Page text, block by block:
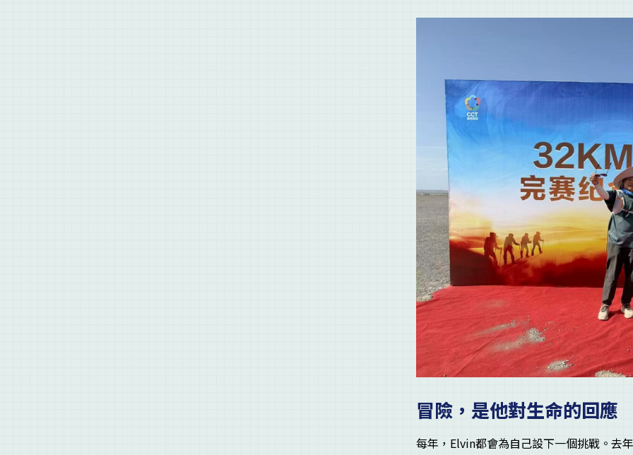
冒險，是他對生命的回應
每年，Elvin都會為自己設下一個挑戰。去